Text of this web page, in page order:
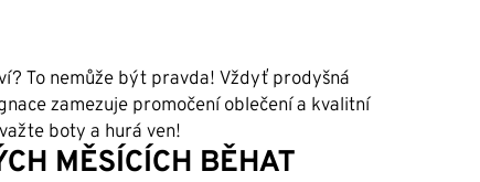
To nemůže být pravda! Vždyť prodyšná
zamezuje promočení oblečení a kvalitní
boty a hurá ven!
MĚSÍCÍCH BĚHAT